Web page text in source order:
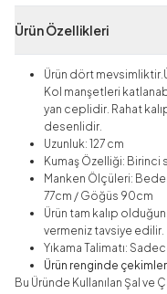
Ürün Özellikleri
Ürün dört mevsimliktir.
Kol manşetleri
yan ceplidir. Rahat
desenlidir.
Uzunluk: 127 cm
Kumaş Özelliği: Birinci
Manken Ölçüleri:
77cm / Göğüs 90cm
Ürün tam kalıp
vermeniz tavsiye edilir.
Yıkama Talimatı:
Ürün renginde
Bu Üründe Kullanılan Şal ve